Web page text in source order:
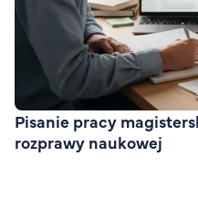
Nasi wykładowcy
Strefa wiedzy
Kontakt
Górny pasek
Rekrutacja
Platforma zdalnego nauczania
Pisanie pracy
rozprawy naukowej